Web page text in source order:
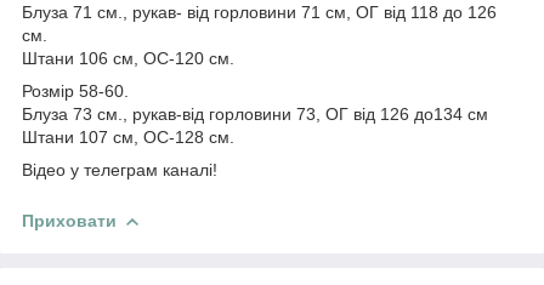
Блуза 71 см., рукав- від горловини 71 см, ОГ від 118 до 126
см.
Штани 106 см, ОС-120 см.
Розмір 58-60.
Блуза 73 см., рукав-від горловини 73, ОГ від 126 до134 см
Штани 107 см, ОС-128 см.
Відео у телеграм каналі!
Приховати